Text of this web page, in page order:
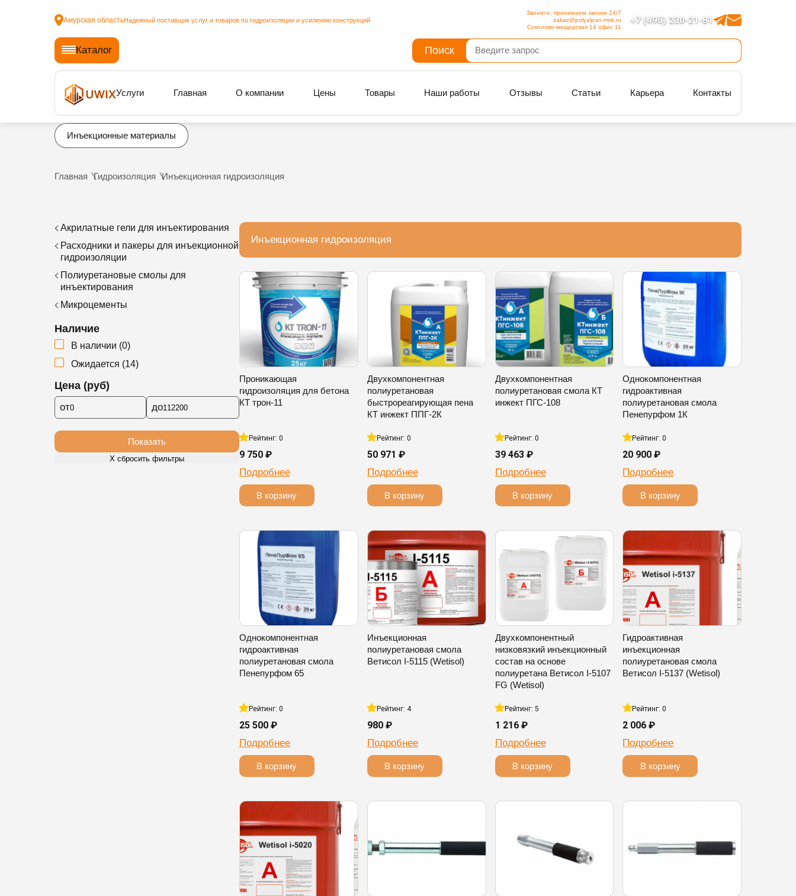
Амурская областьНадежный поставщик услуг и товаров по гидроизоляции и усилению конструкций +7 (495) 230-21-81
Звоните, принимаем звонки 24/7
zakaz@polyalpan-msk.ru
Соколово-мещерская 14 офис 11
Каталог Поиск
Услуги Главная О компании Цены Товары Наши работы Отзывы Статьи Карьера Контакты
Инъекционные материалы
Главная Гидроизоляция Инъекционная гидроизоляция
Акрилатные гели для инъектирования
Расходники и пакеры для инъекционной
гидроизоляции
Полиуретановые смолы для
инъектирования
Микроцементы
Наличие
В наличии (0)
Ожидается (14)
Цена (руб)
от до
Показать
Х сбросить фильтры
Инъекционная гидроизоляция
Проникающая
гидроизоляция для бетона
КТ трон-11
Рейтинг: 0
9 750 ₽
Подробнее
В корзину
Двухкомпонентная
полиуретановая
быстрореагирующая пена
КТ инжект ППГ-2К
Рейтинг: 0
50 971 ₽
Подробнее
В корзину
Двухкомпонентная
полиуретановая смола КТ
инжект ПГС-108
Рейтинг: 0
39 463 ₽
Подробнее
В корзину
Однокомпонентная
гидроактивная
полиуретановая смола
Пенепурфом 1К
Рейтинг: 0
20 900 ₽
Подробнее
В корзину
Однокомпонентная
гидроактивная
полиуретановая смола
Пенепурфом 65
Рейтинг: 0
25 500 ₽
Подробнее
В корзину
Инъекционная
полиуретановая смола
Ветисол I-5115 (Wetisol)
Рейтинг: 4
980 ₽
Подробнее
В корзину
Двухкомпонентный
низковязкий инъекционный
состав на основе
полиуретана Ветисол I-5107
FG (Wetisol)
Рейтинг: 5
1 216 ₽
Подробнее
В корзину
Гидроактивная
инъекционная
полиуретановая смола
Ветисол I-5137 (Wetisol)
Рейтинг: 0
2 006 ₽
Подробнее
В корзину